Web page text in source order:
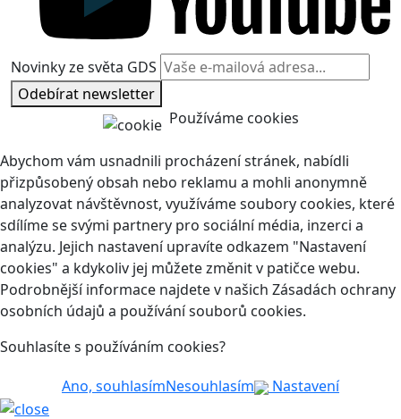
Novinky ze světa GDS
Odebírat newsletter
Používáme cookies
Abychom vám usnadnili procházení stránek, nabídli
přizpůsobený obsah nebo reklamu a mohli anonymně
analyzovat návštěvnost, využíváme soubory cookies, které
sdílíme se svými partnery pro sociální média, inzerci a
analýzu. Jejich nastavení upravíte odkazem "Nastavení
cookies" a kdykoliv jej můžete změnit v patičce webu.
Podrobnější informace najdete v našich Zásadách ochrany
osobních údajů a používání souborů cookies.
Souhlasíte s používáním cookies?
Ano, souhlasímNesouhlasím Nastavení